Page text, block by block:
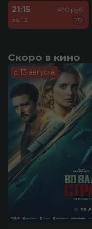
21:15
Зал 2
490 руб.
2D
Скоро в кино
с 13 августа